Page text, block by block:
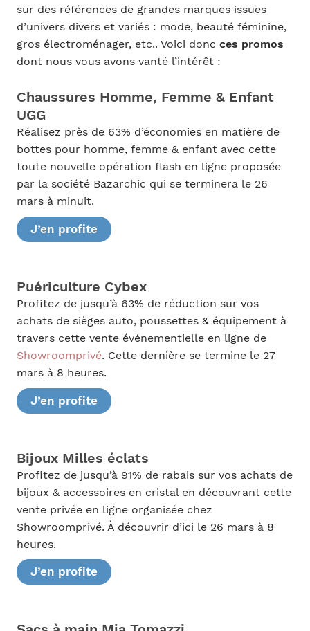
sur des références de grandes marques issues
d’univers divers et variés : mode, beauté féminine,
gros électroménager, etc.. Voici donc ces promos
dont nous vous avons vanté l’intérêt :
Chaussures Homme, Femme & Enfant
UGG
Réalisez près de 63% d’économies en matière de
bottes pour homme, femme & enfant avec cette
toute nouvelle opération flash en ligne proposée
par la société Bazarchic qui se terminera le 26
mars à minuit.
J’en profite
Puériculture Cybex
Profitez de jusqu’à 63% de réduction sur vos
achats de sièges auto, poussettes & équipement à
travers cette vente événementielle en ligne de
Showroomprivé. Cette dernière se termine le 27
mars à 8 heures.
J’en profite
Bijoux Milles éclats
Profitez de jusqu’à 91% de rabais sur vos achats de
bijoux & accessoires en cristal en découvrant cette
vente privée en ligne organisée chez
Showroomprivé. À découvrir d’ici le 26 mars à 8
heures.
J’en profite